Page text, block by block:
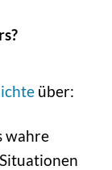
über:
wahre